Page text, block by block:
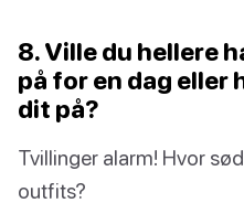
8. Ville du hellere
på for en dag eller
dit på?
Tvillinger alarm! Hvor
outfits?